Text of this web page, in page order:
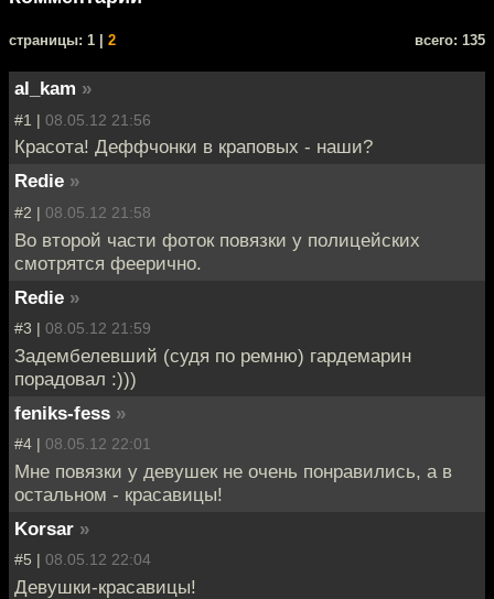
cтраницы: 1 | 2 всего: 135
al_kam »
#1 | 08.05.12 21:56
Красота! Деффчонки в краповых - наши?
Redie »
#2 | 08.05.12 21:58
Во второй части фоток повязки у полицейских
смотрятся феерично.
Redie »
#3 | 08.05.12 21:59
Задембелевший (судя по ремню) гардемарин
порадовал :)))
feniks-fess »
#4 | 08.05.12 22:01
Мне повязки у девушек не очень понравились, а в
остальном - красавицы!
Korsar »
#5 | 08.05.12 22:04
Девушки-красавицы!